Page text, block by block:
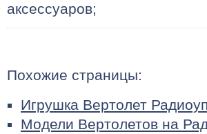
аксессуаров;
Похожие страницы:
Игрушка Вертолет
Модели Вертолетов на